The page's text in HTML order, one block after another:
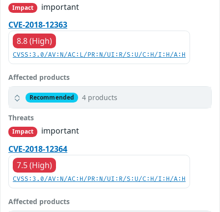
Impact
important
CVE-2018-12363
8.8 (High)
CVSS:3.0/AV:N/AC:L/PR:N/UI:R/S:U/C:H/I:H/A:H
Affected products
Recommended 4 products
Threats
Impact
important
CVE-2018-12364
7.5 (High)
CVSS:3.0/AV:N/AC:H/PR:N/UI:R/S:U/C:H/I:H/A:H
Affected products